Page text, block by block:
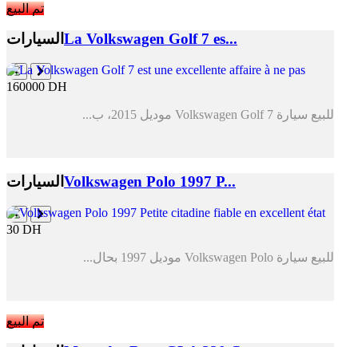
تم البيع
السيارات La Volkswagen Golf 7 es...
160000 DH
للبيع سيارة Volkswagen Golf 7 موديل 2015، ب...
السيارات Volkswagen Polo 1997 P...
30 DH
للبيع سيارة Volkswagen Polo موديل 1997 بحال...
تم البيع